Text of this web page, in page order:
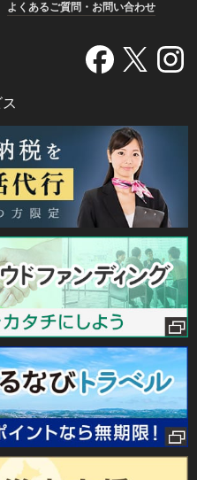
よくあるご質問・お問い合わせ